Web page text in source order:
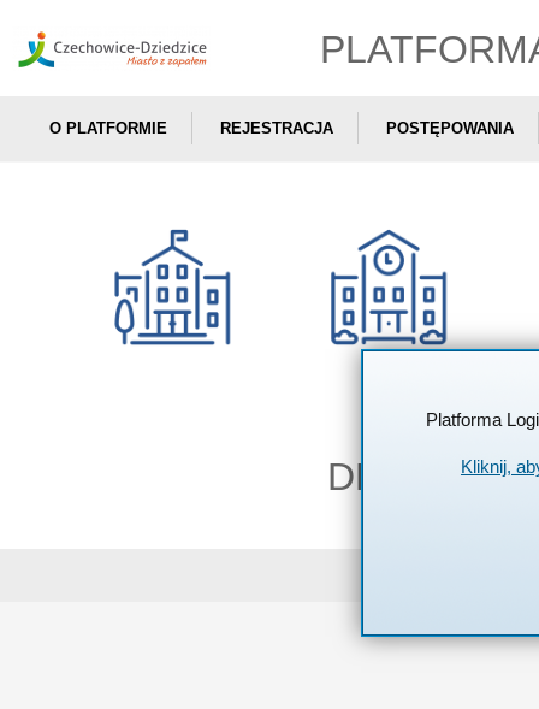
O PLATFORMIE REJESTRACJA POSTĘPOWANIA
Platforma
Kliknij,